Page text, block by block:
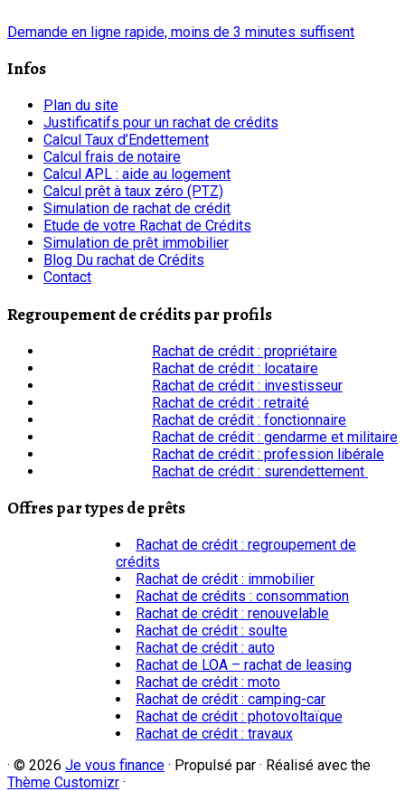
Demande en ligne rapide, moins de 3 minutes suffisent
Infos
Plan du site
Justificatifs pour un rachat de crédits
Calcul Taux d’Endettement
Calcul frais de notaire
Calcul APL : aide au logement
Calcul prêt à taux zéro (PTZ)
Simulation de rachat de crédit
Etude de votre Rachat de Crédits
Simulation de prêt immobilier
Blog Du rachat de Crédits
Contact
Regroupement de crédits par profils
Rachat de crédit : propriétaire
Rachat de crédit : locataire
Rachat de crédit : investisseur
Rachat de crédit : retraité
Rachat de crédit : fonctionnaire
Rachat de crédit : gendarme et militaire
Rachat de crédit : profession libérale
Rachat de crédit : surendettement
Offres par types de prêts
Rachat de crédit : regroupement de
crédits
Rachat de crédit : immobilier
Rachat de crédits : consommation
Rachat de crédit : renouvelable
Rachat de crédit : soulte
Rachat de crédit : auto
Rachat de LOA – rachat de leasing
Rachat de crédit : moto
Rachat de crédit : camping-car
Rachat de crédit : photovoltaïque
Rachat de crédit : travaux
· © 2026 Je vous finance · Propulsé par · Réalisé avec the
Thème Customizr ·